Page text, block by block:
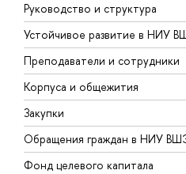
Руководство и структура
Устойчивое развитие в НИУ
Преподаватели и сотрудники
Корпуса и общежития
Закупки
Обращения граждан в НИУ
Фонд целевого капитала